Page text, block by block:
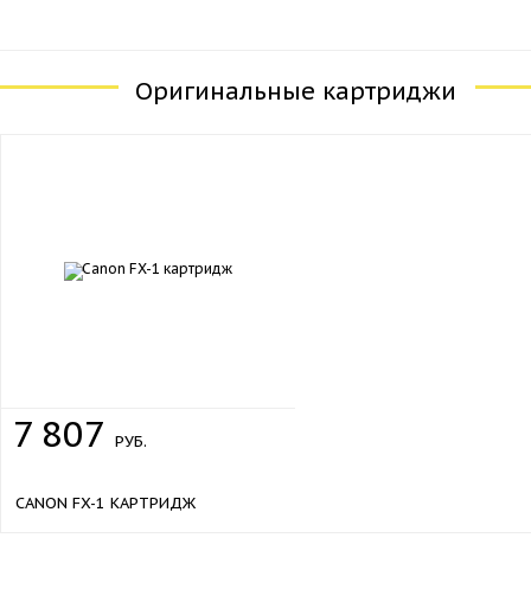
Оригинальные картриджи
7 807 РУБ.
CANON FX-1 КАРТРИДЖ